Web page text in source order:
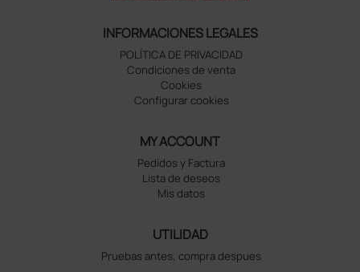
INFORMACIONES LEGALES
POLÍTICA DE PRIVACIDAD
Condiciones de venta
Cookies
Configurar cookies
MY ACCOUNT
Pedidos y Factura
Lista de deseos
Mis datos
UTILIDAD
Pruebas antes, compra despues